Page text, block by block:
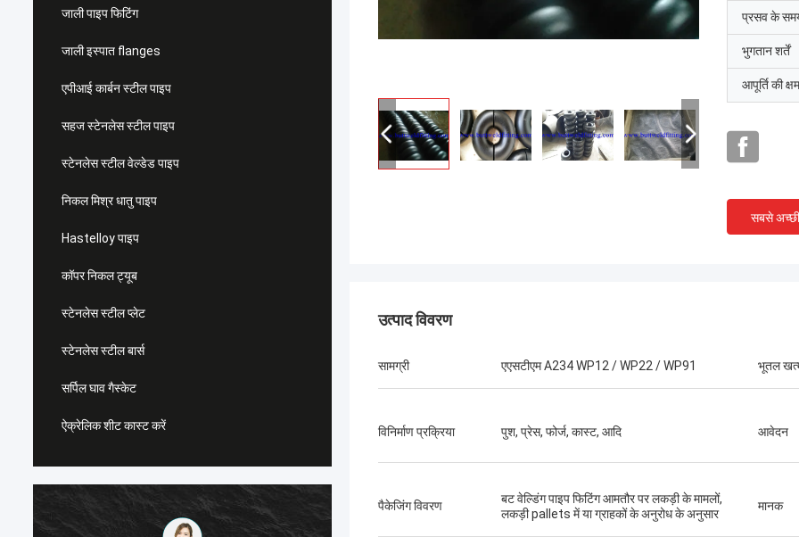
जाली पाइप फिटिंग
जाली इस्पात flanges
एपीआई कार्बन स्टील पाइप
सहज स्टेनलेस स्टील पाइप
स्टेनलेस स्टील वेल्डेड पाइप
निकल मिश्र धातु पाइप
Hastelloy पाइप
कॉपर निकल ट्यूब
स्टेनलेस स्टील प्लेट
स्टेनलेस स्टील बार्स
सर्पिल घाव गैस्केट
ऐक्रेलिक शीट कास्ट करें
प्रसव के
भुगतान शर्तें
आपूर्ति की
सबसे
उत्पाद विवरण
सामग्री एएसटीएम A234 WP12 / WP22 / WP91 भूतल
विनिर्माण प्रक्रिया पुश, प्रेस, फोर्ज, कास्ट, आदि आवेदन
पैकेजिंग विवरण
बट वेल्डिंग पाइप फिटिंग आमतौर पर लकड़ी के मामलों,
लकड़ी pallets में या ग्राहकों के अनुरोध के अनुसार
मानक